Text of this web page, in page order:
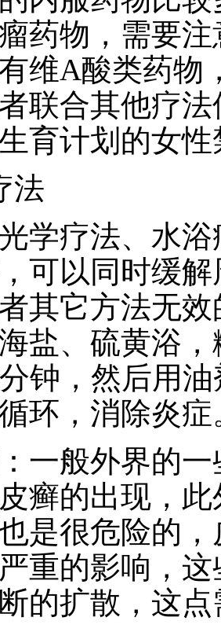
药物，需要
维A酸类药物
联合其他疗
育计划的女性
法
学疗法、水
可以同时缓
其它方法无
盐、硫黄浴
钟，然后用
环，消除炎症
一般外界的
癣的出现，
是很危险的
重的影响，
的扩散，这